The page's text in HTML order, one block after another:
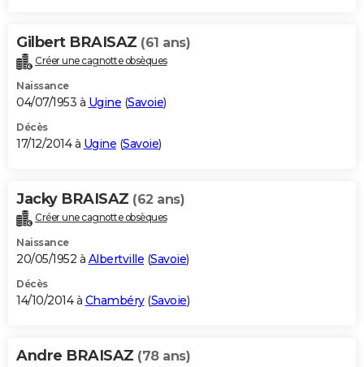
Gilbert BRAISAZ (61 ans)
Créer une cagnotte obsèques
Naissance
04/07/1953 à Ugine (Savoie)
Décès
17/12/2014 à Ugine (Savoie)
Jacky BRAISAZ (62 ans)
Créer une cagnotte obsèques
Naissance
20/05/1952 à Albertville (Savoie)
Décès
14/10/2014 à Chambéry(Savoie)
Andre BRAISAZ (78 ans)